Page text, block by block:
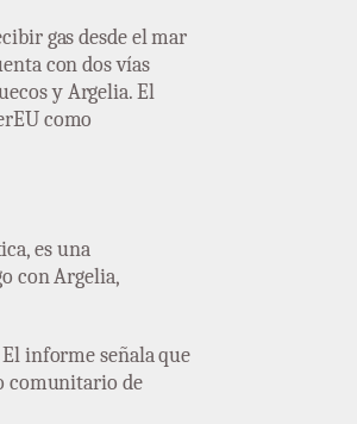
gas desde el mar
con dos vías
y Argelia. El
como
es una
con Argelia,
informe señala que
comunitario de